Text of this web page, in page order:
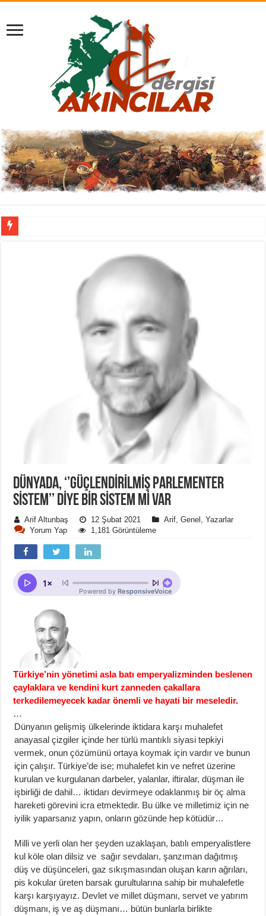
DÜNYADA, ‘’GÜÇLENDIRILMIŞ PARLEMENTER
SISTEM’’ DIYE BIR SISTEM MI VAR
Arif Altunbaş 12 Şubat 2021 Arif,Genel ,Yazarlar
Yorum Yap
1,181 Görüntüleme
Türkiye’nin yönetimi asla batı emperyalizminden beslenen
çaylaklara ve kendini kurt zanneden çakallara
terkedilemeyecek kadar önemli ve hayati bir meseledir.
…
Dünyanın gelişmiş ülkelerinde iktidara karşı muhalefet
anayasal çizgiler içinde her türlü mantıklı siyasi tepkiyi
vermek, onun çözümünü ortaya koymak için vardır ve bunun
için çalışır. Türkiye’de ise; muhalefet kin ve nefret üzerine
kurulan ve kurgulanan darbeler, yalanlar, iftiralar, düşman ile
işbirliği de dahil… iktidarı devirmeye odaklanmış bir öç alma
hareketi görevini icra etmektedir. Bu ülke ve milletimiz için ne
iyilik yaparsanız yapın, onların gözünde hep kötüdür…
Milli ve yerli olan her şeyden uzaklaşan, batılı emperyalistlere
kul köle olan dilsiz ve sağır sevdaları, şanzıman dağıtmış
düş ve düşünceleri, gaz sıkışmasından oluşan karın ağrıları,
pis kokular üreten barsak gurultularına sahip bir muhalefetle
karşı karşıyayız. Devlet ve millet düşmanı, servet ve yatırım
düşmanı, iş ve aş düşmanı… bütün bunlarla birlikte